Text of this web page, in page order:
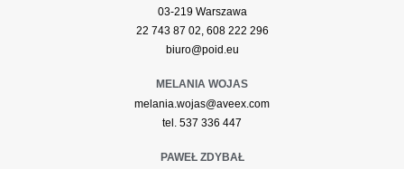
03-219 Warszawa
22 743 87 02, 608 222 296
biuro@poid.eu
MELANIA WOJAS
melania.wojas@aveex.com
tel. 537 336 447
PAWEŁ ZDYBAŁ